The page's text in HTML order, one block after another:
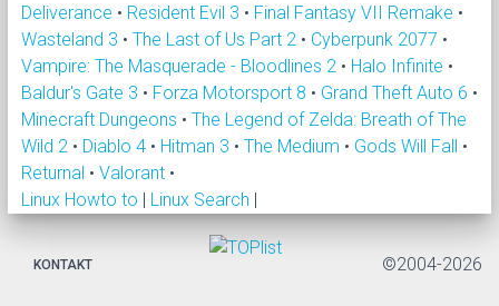
Deliverance • Resident Evil 3 • Final Fantasy VII Remake •
Wasteland 3 • The Last of Us Part 2 • Cyberpunk 2077 •
Vampire: The Masquerade - Bloodlines 2 • Halo Infinite •
Baldur's Gate 3 • Forza Motorsport 8 • Grand Theft Auto 6 •
Minecraft Dungeons • The Legend of Zelda: Breath of The
Wild 2 • Diablo 4 • Hitman 3 • The Medium • Gods Will Fall •
Returnal • Valorant •
Linux Howto to | Linux Search |
KONTAKT ©2004-2026